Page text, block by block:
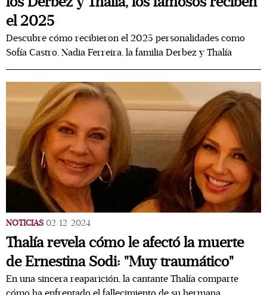
el 2025
Descubre cómo recibieron el 2025 personalidades como
Sofía Castro, Nadia Ferreira, la familia Derbez y Thalía
NOTICIAS 02/12/2024
Thalía revela cómo le afectó la muerte
de Ernestina Sodi: "Muy traumático"
En una sincera reaparición, la cantante Thalía comparte